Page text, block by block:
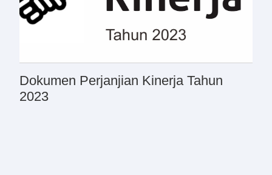
Dokumen Perjanjian Kinerja Tahun
2023